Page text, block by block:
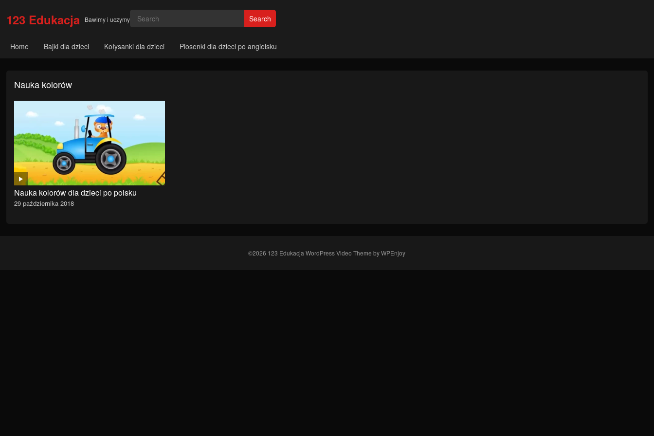
123 Edukacja Bawimy i uczymy Search
Home Bajki dla dzieci Kołysanki dla dzieci Piosenki dla dzieci po angielsku
Nauka kolorów
Nauka kolorów dla dzieci po polsku
29 października 2018
©2026 123 EdukacjaWordPress Video Theme byWPEnjoy